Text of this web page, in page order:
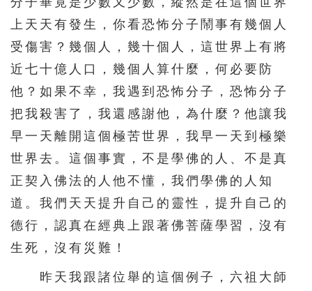
上天天有發生，你看恐怖分子鬧事有幾個人
受傷害？幾個人，幾十個人，這世界上有將
近七十億人口，幾個人算什麼，何必要防
他？如果不幸，我遇到恐怖分子，恐怖分子
把我殺害了，我還感謝他，為什麼？他讓我
早一天離開這個極苦世界，我早一天到極樂
世界去。這個事實，不是學佛的人、不是真
正契入佛法的人他不懂，我們學佛的人知
道。我們天天提升自己的靈性，提升自己的
德行，認真在經典上跟著佛菩薩學習，沒有
生死，沒有災難！
昨天我跟諸位舉的這個例子，六祖大師